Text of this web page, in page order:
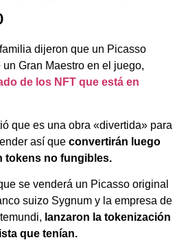
dijeron que un Picasso
Gran Maestro en el juego,
de los NFT que está en
que es una obra «divertida» para
así que convertirán luego
tokens no fungibles.
se venderá un Picasso original
suizo Sygnum y la empresa de
lanzaron la tokenización
que tenían.